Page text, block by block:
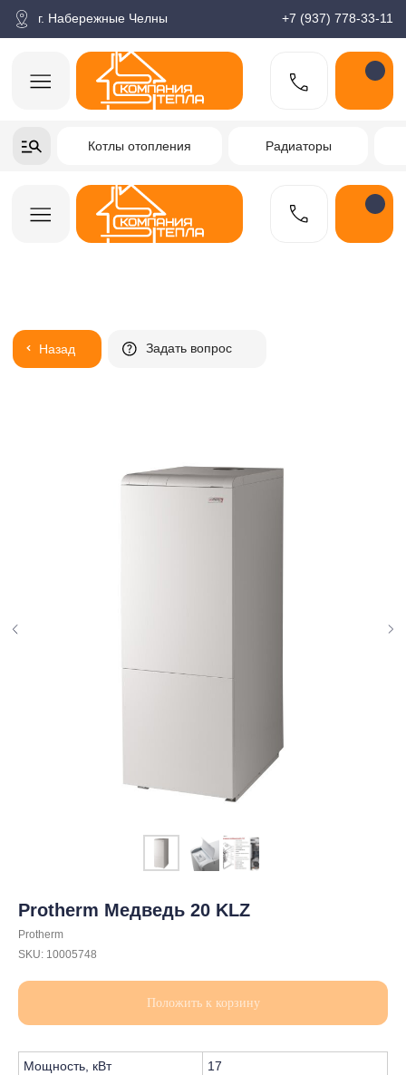
г. Набережные Челны
Котлы отопления Радиаторы Водонагреватели
+7-937-778-33-11
Protherm Медведь 20 KLZ
Protherm
SKU: 10005748
Положить к корзину
Мощность, кВт
17